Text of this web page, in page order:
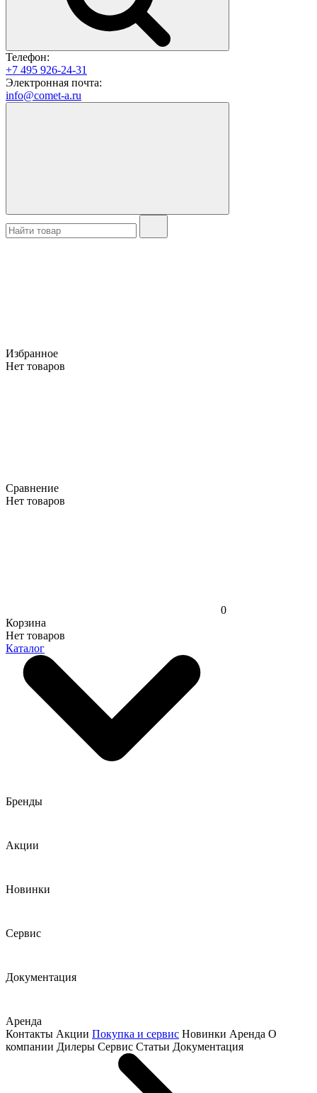
Телефон:
+7 495 926-24-31
Электронная почта:
info@comet-a.ru
Избранное
Нет товаров
Сравнение
Нет товаров
0
Корзина
Нет товаров
Каталог
Бренды
Акции
Новинки
Сервис
Документация
Аренда
Контакты Акции Покупка и сервис Новинки Аренда О
компании Дилеры Сервис Статьи Документация